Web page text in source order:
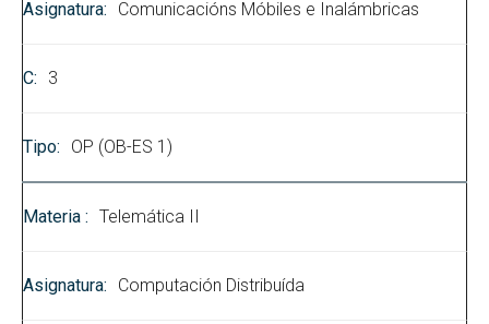
Comunicacións Móbiles e Inalámbricas
3
OP (OB-ES 1)
Telemática II
Computación Distribuída